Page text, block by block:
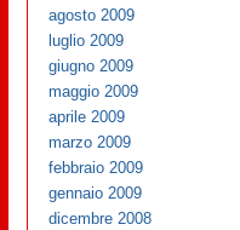
agosto 2009
luglio 2009
giugno 2009
maggio 2009
aprile 2009
marzo 2009
febbraio 2009
gennaio 2009
dicembre 2008